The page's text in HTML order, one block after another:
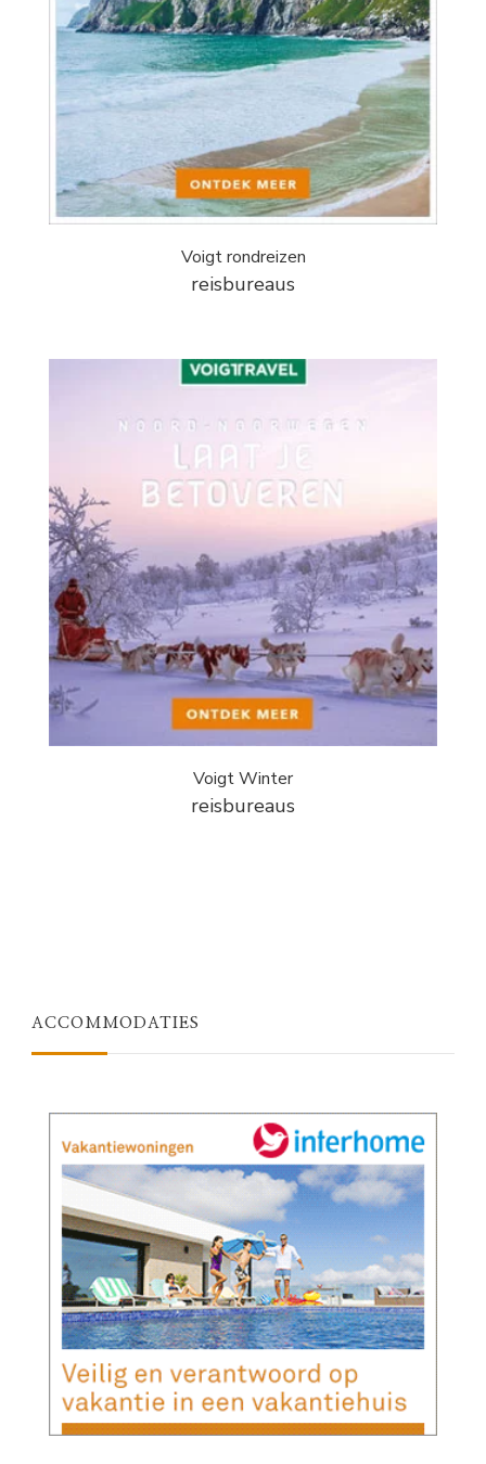
Voigt rondreizen
reisbureaus
Voigt Winter
reisbureaus
ACCOMMODATIES